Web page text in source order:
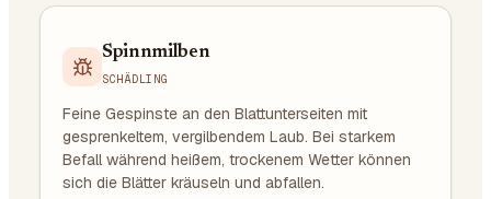
Spinnmilben
SCHÄDLING
Feine Gespinste an den Blattunterseiten mit
gesprenkeltem, vergilbendem Laub. Bei starkem
Befall während heißem, trockenem Wetter können
sich die Blätter kräuseln und abfallen.